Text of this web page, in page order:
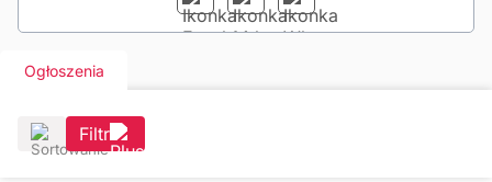
Ogłoszenia
Filtr